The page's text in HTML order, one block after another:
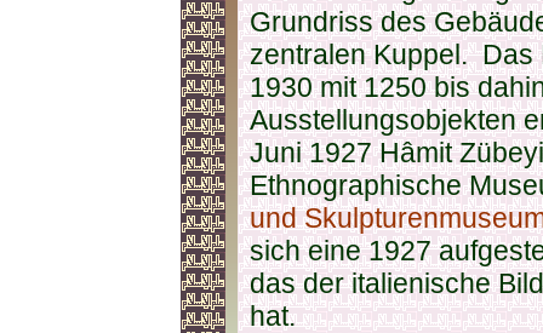
Grundriss des
zentralen Kuppel. Das
1930 mit 1250 bis
Ausstellungsobjekten
Juni 1927 Hâmit
Ethnographische
und
sich eine 1927
das der italienische
hat.